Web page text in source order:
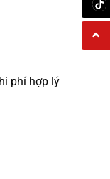
phí hợp lý